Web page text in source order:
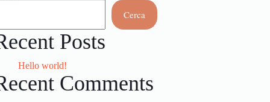
Cerca
Posts
Hello world!
Comments